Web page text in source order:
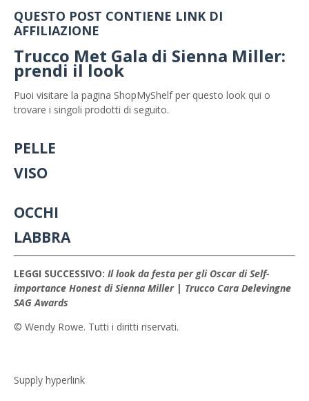
QUESTO POST CONTIENE LINK DI
AFFILIAZIONE
Trucco Met Gala di Sienna Miller:
prendi il look
Puoi visitare la pagina ShopMyShelf per questo look qui o
trovare i singoli prodotti di seguito.
PELLE
VISO
OCCHI
LABBRA
LEGGI SUCCESSIVO: Il look da festa per gli Oscar di Self-
importance Honest di Sienna Miller| Trucco Cara Delevingne
SAG Awards
© Wendy Rowe. Tutti i diritti riservati.
Supply hyperlink